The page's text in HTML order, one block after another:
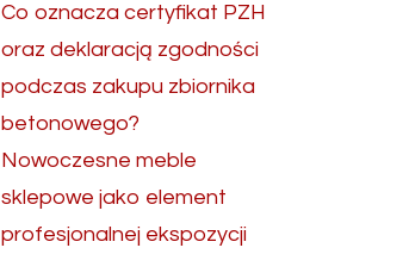
Co oznacza certyfikat PZH
oraz deklaracją zgodności
podczas zakupu zbiornika
betonowego?
Nowoczesne meble
sklepowe jako element
profesjonalnej ekspozycji